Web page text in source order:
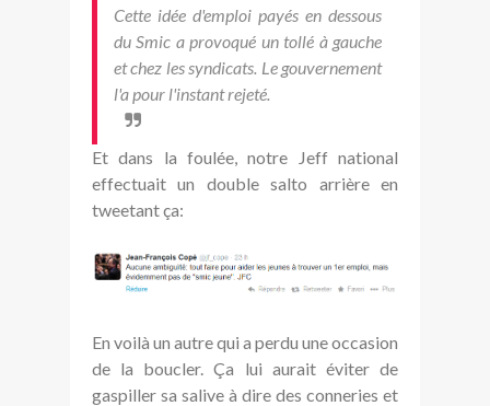
Cette idée d'emploi payés en dessous
du Smic a provoqué un tollé à gauche
et chez les syndicats. Le gouvernement
l'a pour l'instant rejeté.
Et dans la foulée, notre Jeff national
effectuait un double salto arrière en
tweetant ça:
En voilà un autre qui a perdu une occasion
de la boucler. Ça lui aurait éviter de
gaspiller sa salive à dire des conneries et